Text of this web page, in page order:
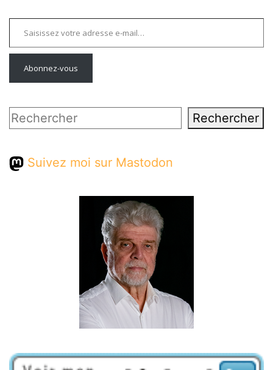
Saisissez votre adresse e-mail…
Abonnez-vous
Rechercher Rechercher
Suivez moi sur Mastodon